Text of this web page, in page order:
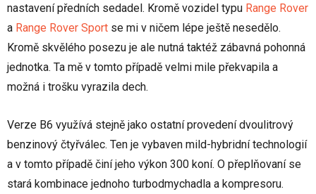
nastavení předních sedadel. Kromě vozidel typu Range Rover
a Range Rover Sport se mi v ničem lépe ještě nesedělo.
Kromě skvělého posezu je ale nutná taktéž zábavná pohonná
jednotka. Ta mě v tomto případě velmi mile překvapila a
možná i trošku vyrazila dech.
Verze B6 využívá stejně jako ostatní provedení dvoulitrový
benzinový čtyřválec. Ten je vybaven mild-hybridní technologií
a v tomto případě činí jeho výkon 300 koní. O přeplňovaní se
stará kombinace jednoho turbodmychadla a kompresoru.